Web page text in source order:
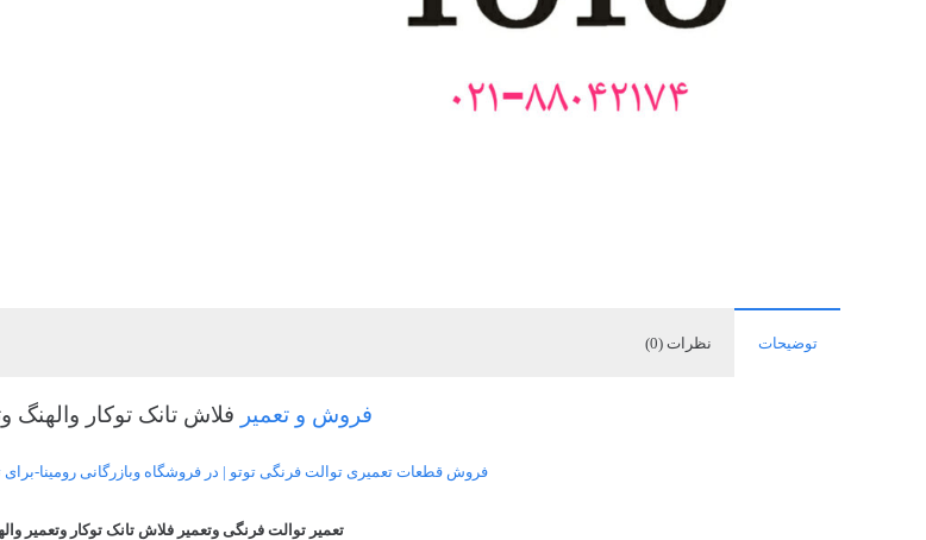
توضیحات نظرات (0)
فروش و تعمیر فلاش تانک توکار والهنگ
فروش قطعات تعمیری توالت فرنگی توتو | در فروشگاه وبازرگانی رومینا-برای
تعمیر توالت فرنگی وتعمیر فلاش تانک توکار وتعمیر والهنگ